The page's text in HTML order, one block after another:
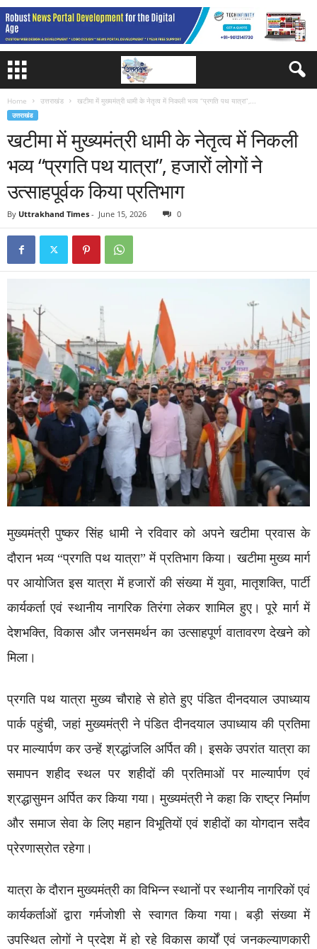
Home उत्तराखंड खटीमा में मुख्यमंत्री धामी के नेतृत्व में निकली भव्य “प्रगति पथ यात्रा”,...
उत्तराखंड
खटीमा में मुख्यमंत्री धामी के नेतृत्व में निकली
भव्य “प्रगति पथ यात्रा”, हजारों लोगों ने
उत्साहपूर्वक किया प्रतिभाग
By Uttrakhand Times - June 15, 2026 0
मुख्यमंत्री पुष्कर सिंह धामी ने रविवार को अपने खटीमा प्रवास के
दौरान भव्य “प्रगति पथ यात्रा” में प्रतिभाग किया। खटीमा मुख्य मार्ग
पर आयोजित इस यात्रा में हजारों की संख्या में युवा, मातृशक्ति, पार्टी
कार्यकर्ता एवं स्थानीय नागरिक तिरंगा लेकर शामिल हुए। पूरे मार्ग में
देशभक्ति, विकास और जनसमर्थन का उत्साहपूर्ण वातावरण देखने को
मिला।
प्रगति पथ यात्रा मुख्य चौराहे से होते हुए पंडित दीनदयाल उपाध्याय
पार्क पहुंची, जहां मुख्यमंत्री ने पंडित दीनदयाल उपाध्याय की प्रतिमा
पर माल्यार्पण कर उन्हें श्रद्धांजलि अर्पित की। इसके उपरांत यात्रा का
समापन शहीद स्थल पर शहीदों की प्रतिमाओं पर माल्यार्पण एवं
श्रद्धासुमन अर्पित कर किया गया। मुख्यमंत्री ने कहा कि राष्ट्र निर्माण
और समाज सेवा के लिए महान विभूतियों एवं शहीदों का योगदान सदैव
प्रेरणास्रोत रहेगा।
यात्रा के दौरान मुख्यमंत्री का विभिन्न स्थानों पर स्थानीय नागरिकों एवं
कार्यकर्ताओं द्वारा गर्मजोशी से स्वागत किया गया। बड़ी संख्या में
उपस्थित लोगों ने प्रदेश में हो रहे विकास कार्यों एवं जनकल्याणकारी